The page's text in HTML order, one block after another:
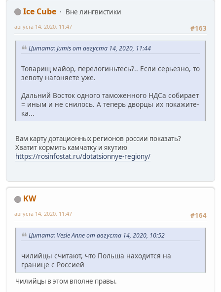
Ice Cube
Вне лингвистики
#163
августа 14, 2020, 11:47
Цитата: Jumis от августа 14, 2020, 11:44
Товарищ майор, перелогиньтесь?.. Если серьезно, то
зевоту нагоняете уже.
Дальний Восток одного таможенного НДСа собирает
= иным и не снилось. А теперь дворцы их покажите-
ка...
Вам карту дотационных регионов россии показать?
Хватит кормить камчатку и якутию
https://rosinfostat.ru/dotatsionnye-regiony/
KW
#164
августа 14, 2020, 11:47
Цитата: Vesle Anne от августа 14, 2020, 10:52
чилийцы считают, что Польша находится на
границе с Россией
Чилийцы в этом вполне правы.